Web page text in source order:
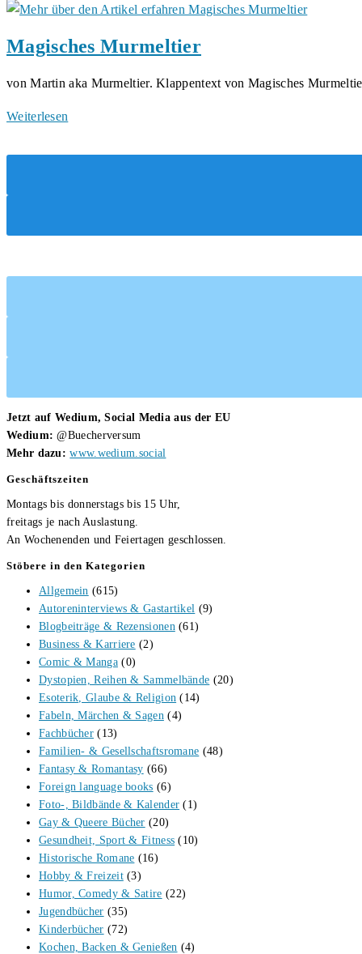
und
ermitteln:
Karfunkel
Magisches Murmeltier
von Martin aka Murmeltier. Klappentext von Magisches
Weiterlesen
Jetzt auf Wedium, Social Media aus der EU
Wedium: @Buecherversum
Mehr dazu: www.wedium.social
Geschäftszeiten
Montags bis donnerstags bis 15 Uhr,
freitags je nach Auslastung.
An Wochenenden und Feiertagen geschlossen.
Stöbere in den Kategorien
Allgemein (615)
Autoreninterviews & Gastartikel (9)
Blogbeiträge & Rezensionen (61)
Business & Karriere (2)
Comic & Manga (0)
Dystopien, Reihen & Sammelbände (20)
Esoterik, Glaube & Religion (14)
Fabeln, Märchen & Sagen (4)
Fachbücher (13)
Familien- & Gesellschaftsromane (48)
Fantasy & Romantasy (66)
Foreign language books (6)
Foto-, Bildbände & Kalender (1)
Gay & Queere Bücher (20)
Gesundheit, Sport & Fitness (10)
Historische Romane (16)
Hobby & Freizeit (3)
Humor, Comedy & Satire (22)
Jugendbücher (35)
Kinderbücher (72)
Kochen, Backen & Genießen (4)